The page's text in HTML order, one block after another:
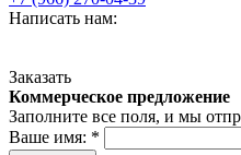
Написать нам:
Заказать
Коммерческое предложение
Заполните все поля, и мы
Ваше имя: *